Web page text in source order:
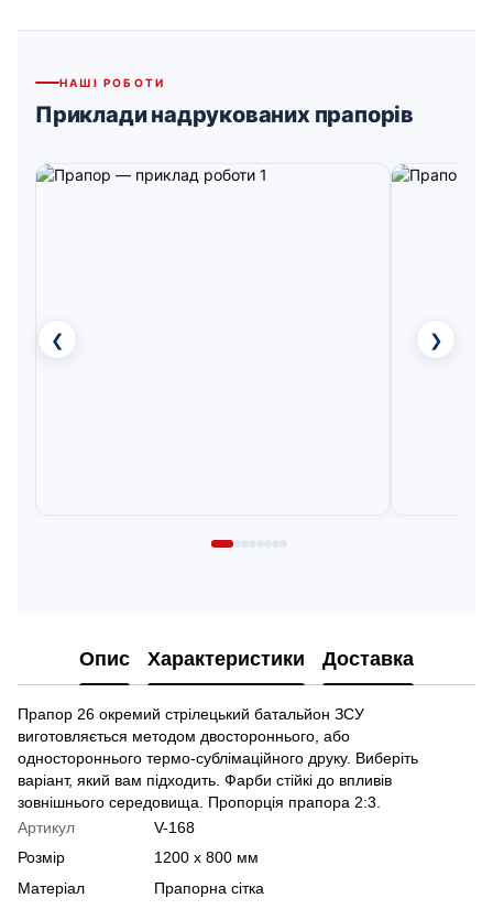
НАШІ РОБОТИ
Приклади надрукованих прапорів
❮ ❯
Опис Характеристики Доставка
Прапор 26 окремий стрілецький батальйон ЗСУ
виготовляється методом двостороннього, або
одностороннього термо-сублімаційного друку. Виберіть
варіант, який вам підходить. Фарби стійкі до впливів
зовнішнього середовища. Пропорція прапора 2:3.
Артикул
V-168
Розмір
1200 х 800 мм
Матеріал
Прапорна сітка